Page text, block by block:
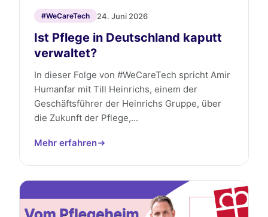
#WeCareTech 24. Juni 2026
Ist Pflege in Deutschland kaputt
verwaltet?
In dieser Folge von #WeCareTech spricht Amir
Humanfar mit Till Heinrichs, einem der
Geschäftsführer der Heinrichs Gruppe, über
die Zukunft der Pflege,...
Mehr erfahren